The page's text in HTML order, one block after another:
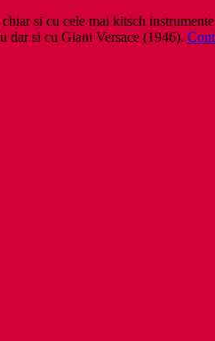
si cu cele mai kitsch
dar si cu Giani Versace (1946).